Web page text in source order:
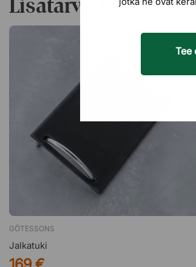
Tee
Lempeä kaari pitää ryhtisi
Portaaton polvinivelkeinu,
20 mm paksumpi
Verhoiltu Select-kankaalla (85
Lisävarusteet
Käsinojat, joissa säädettävä
Niskatuki, korkeus- ja
Sertifikaatit
EN 1335, BS5459-2
EPD ISO 14025
Lisätarvikkeet
GÖTESSONS
Jalkatuki